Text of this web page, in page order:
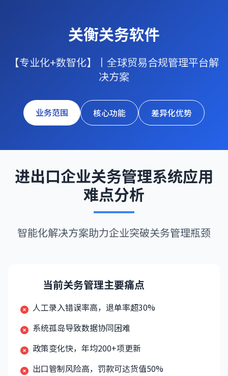
关衡关务软件
【专业化+数智化】丨全球贸易合规管理平台解
决方案
业务范围 核心功能 差异化优势
进出口企业关务管理系统应用
难点分析
智能化解决方案助力企业突破关务管理瓶颈
当前关务管理主要痛点
人工录入错误率高，退单率超30%
系统孤岛导致数据协同困难
政策变化快，年均200+项更新
出口管制风险高，罚款可达货值50%